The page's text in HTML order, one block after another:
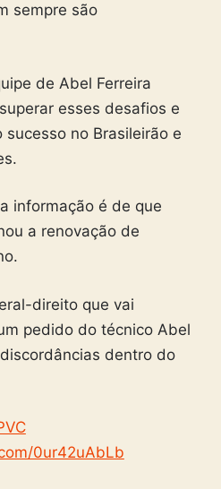
sempre são
de Abel Ferreira
esses desafios e
no Brasileirão e
informação é de que
a renovação de
direito que vai
pedido do técnico Abel
dentro do
0ur42uAbLb